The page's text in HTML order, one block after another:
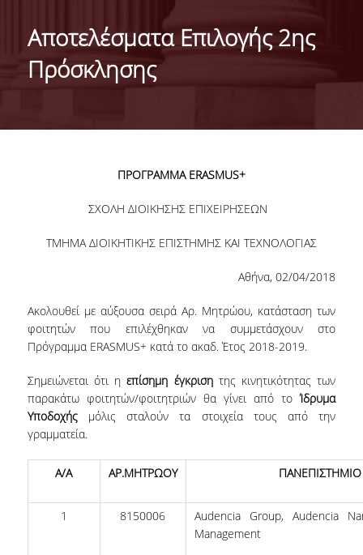
ΤΑΥΤΟΤΗΤΑ ΤΟΥ ΤΜΗΜΑΤΟΣ
ΑΠΟΣΤΟΛΗ ΤΟΥ ΤΜΗΜΑΤΟΣ
ΔΙΟΙΚΗΣΗ ΤΟΥ ΤΜΗΜΑΤΟΣ
ΚΡΙΤΗΡΙΑ ΚΑΙ ΔΙΑΔΙΚΑΣΙΑ ΕΠΙΛΟΓΗΣ
ΕΡΓΑΣΤΗΡΙΑΚΗ ΥΠΟΔΟΜΗ
NEWSLETTERS
TESTIMONIALS
ΔΙΔΑΣΚΑΛΙΑ
ΑΝΘΡΩΠΙΝΟ ΔΥΝΑΜΙΚΟ
ΠΡΟΣΩΠΙΚΟ ΤΟΥ ΤΜΗΜΑΤΟΣ
Αποτελέσματα Επιλογής 2ης
Πρόσκλησης
ΠΡΟΓΡΑΜΜΑ ERASMUS+
ΣΧΟΛΗ ΔΙΟΙΚΗΣΗΣ ΕΠΙΧΕΙΡΗΣΕΩΝ
ΤΜΗΜΑ ΔΙΟΙΚΗΤΙΚΗΣ ΕΠΙΣΤΗΜΗΣ ΚΑΙ ΤΕΧΝΟΛΟΓΙΑΣ
Αθήνα, 02/04/2018
Ακολουθεί με αύξουσα σειρά Αρ. Μητρώου, κατάσταση των
φοιτητών που επιλέχθηκαν να συμμετάσχουν στο
Πρόγραμμα ERASMUS+ κατά το ακαδ. Έτος 2018-2019.
Σημειώνεται ότι ηεπίσημη έγκρισητης κινητικότητας των
παρακάτω φοιτητών/φοιτητριών θα γίνει από τοΊδρυμα
Υποδοχήςμόλις σταλούν τα στοιχεία τους από την
γραμματεία.
Α/Α ΑΡ.ΜΗΤΡΩΟΥ ΠΑΝΕΠΙΣΤΗΜΙΟ
1 8150006
Audencia Group, Audencia
Management